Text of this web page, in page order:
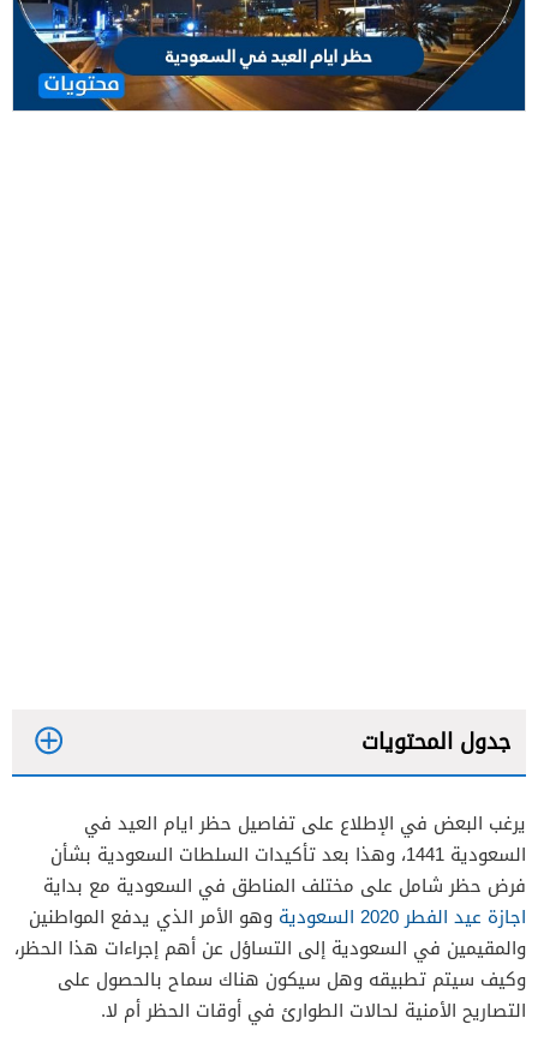
جدول المحتويات
يرغب البعض في الإطلاع على تفاصيل حظر ايام العيد في
السعودية 1441، وهذا بعد تأكيدات السلطات السعودية بشأن
فرض حظر شامل على مختلف المناطق في السعودية مع بداية
اجازة عيد الفطر 2020 السعودية
وهو الأمر الذي يدفع المواطنين
والمقيمين في السعودية إلى التساؤل عن أهم إجراءات هذا الحظر،
وكيف سيتم تطبيقه وهل سيكون هناك سماح بالحصول على
التصاريح الأمنية لحالات الطوارئ في أوقات الحظر أم لا.